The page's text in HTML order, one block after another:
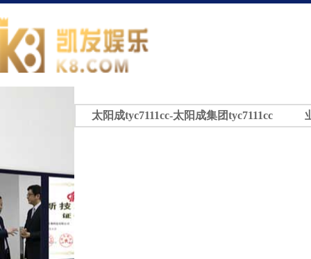
太阳成tyc7111cc-太阳成集团tyc7111cc